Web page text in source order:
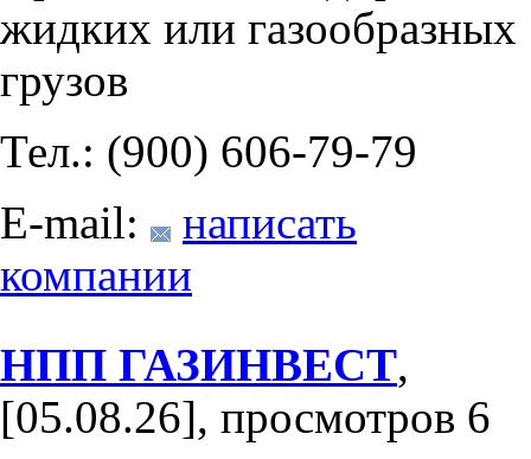
жидких или газообразных
грузов
Тел.: (900) 606-79-79
E-mail:
написать
компании
НПП ГАЗИНВЕСТ,
[05.08.26], просмотров 6